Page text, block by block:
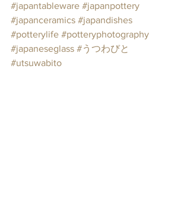
#japantableware #japanpottery
#japanceramics #japandishes
#potterylife #potteryphotography
#japaneseglass #うつわびと
#utsuwabito